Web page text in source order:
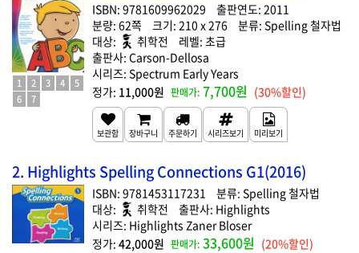
1 2 3 4
5
6
7
9781609962029
2011
62
210 x 276
Spelling 철자법
취학전
초급
Carson-Dellosa
Spectrum Early Years
11,000원
7,700원 (30%할인)
2. Highlights Spelling Connections G1(2016)
9781453117231
Spelling 철자법
취학전
Highlights
Highlights Zaner Bloser
42,000원
33,600원 (20%할인)